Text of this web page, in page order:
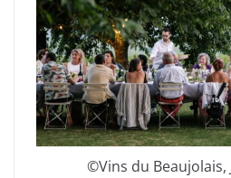
©Vins du Beaujolais,